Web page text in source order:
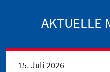
AKTUELLE
15. Juli 2026